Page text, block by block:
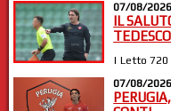
07/08/
IL
TEDESCO
| Letto 720
07/08/